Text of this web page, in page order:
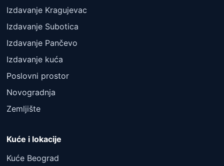
Izdavanje Kragujevac
Izdavanje Subotica
Izdavanje Pančevo
Izdavanje kuća
Poslovni prostor
Novogradnja
Zemljište
Kuće i lokacije
Kuće Beograd